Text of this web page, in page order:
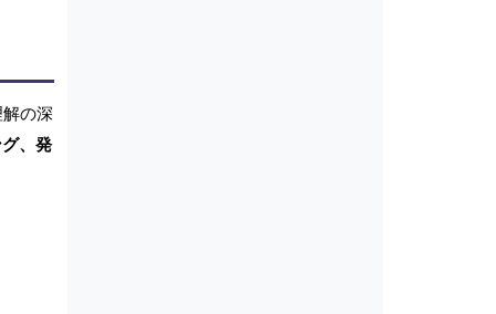
の深
、発